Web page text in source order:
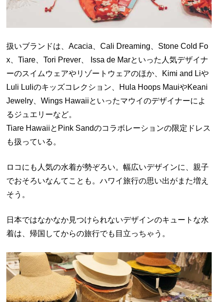
扱いブランドは、Acacia、Cali Dreaming、Stone Cold Fo
x、Tiare、Tori Prever、 Issa de Marといった人気デザイナ
ーのスイムウェアやリゾートウェアのほか、Kimi and Liや
Luli Luliのキッズコレクション、Hula Hoops MauiやKeani
Jewelry、Wings Hawaiiといったマウイのデザイナーによ
るジュエリーなど。
Tiare HawaiiとPink Sandのコラボレーションの限定ドレス
も扱っている。
ロコにも人気の水着が勢ぞろい。幅広いデザインに、親子
でおそろいなんてことも。ハワイ旅行の思い出がまた増え
そう。
日本ではなかなか見つけられないデザインのキュートな水
着は、帰国してからの旅行でも目立っちゃう。